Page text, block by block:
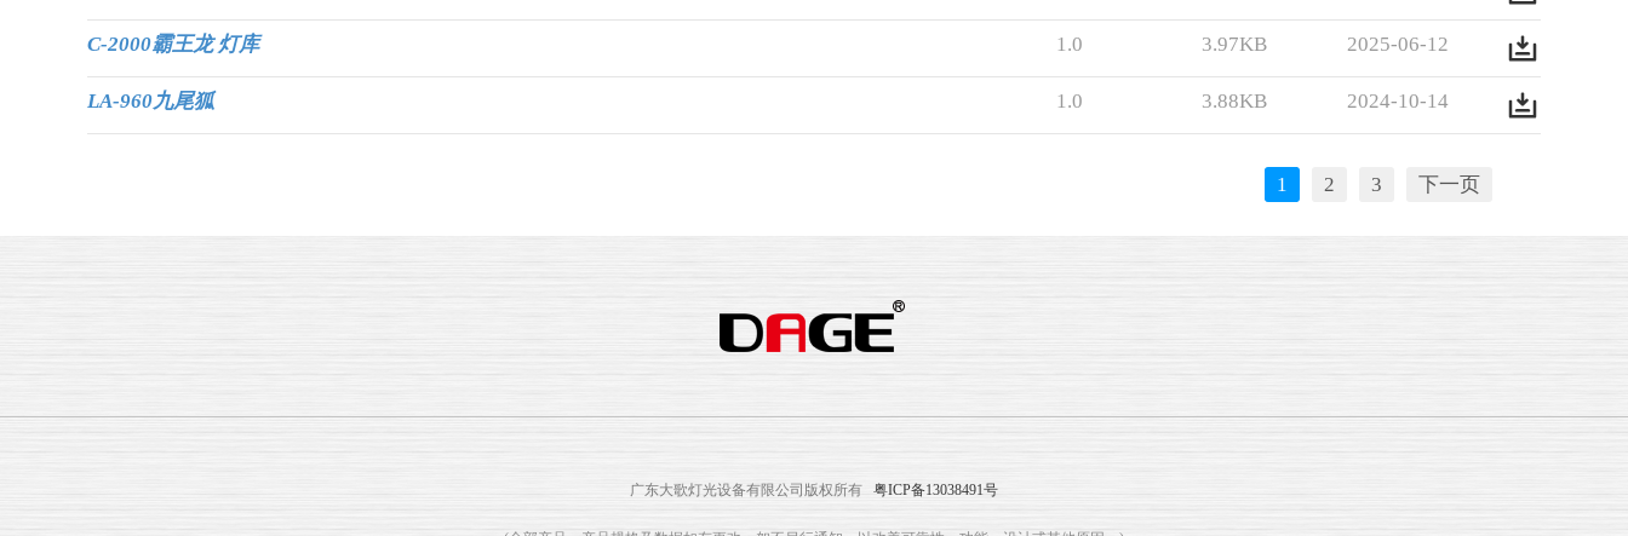
C-2000霸王龙 灯库 1.0 3.97KB 2025-06-12
LA-960九尾狐 1.0 3.88KB 2024-10-14
1 2 3 下一页
广东大歌灯光设备有限公司版权所有 粤ICP备13038491号